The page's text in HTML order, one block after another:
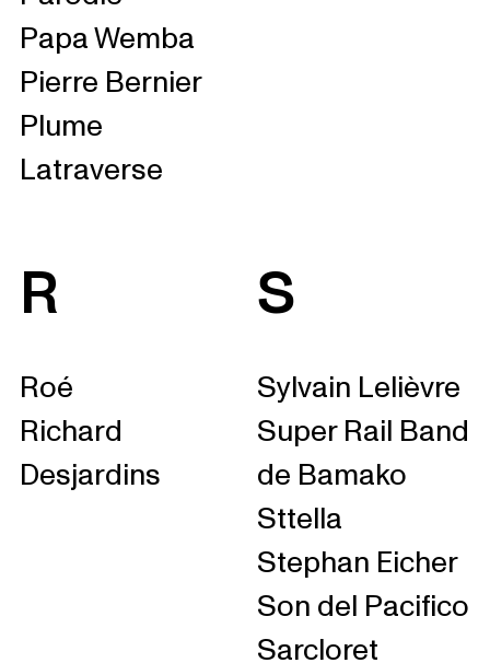
Papa Wemba
Pierre Bernier
Plume
Latraverse
R
Roé
Richard
Desjardins
S
Sylvain Lelièvre
Super Rail Band
de Bamako
Sttella
Stephan Eicher
Son del Pacifico
Sarcloret